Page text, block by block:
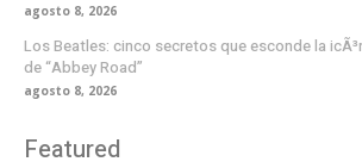
agosto 8, 2026
Los Beatles: cinco secretos que esconde la
de “Abbey Road”
agosto 8, 2026
Featured